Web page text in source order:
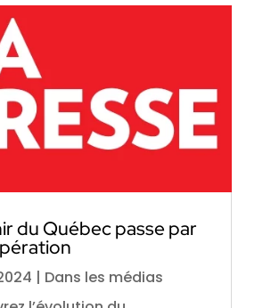
du Québec passe par
| Dans les médias